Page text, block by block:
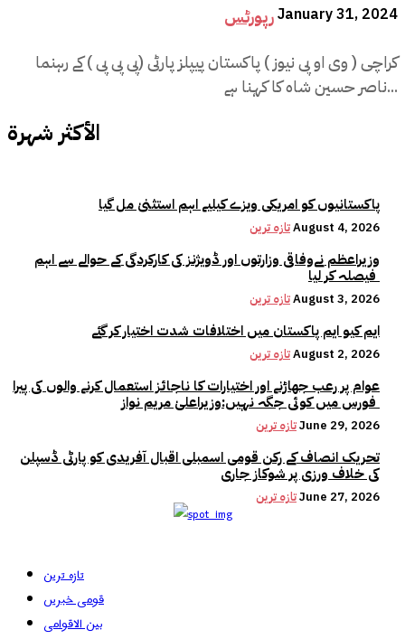
رپورٹسJanuary 31, 2024
کراچی ( وی او پی نیوز ) پاکستان پیپلز پارٹی (پی پی پی ) کے رہنما
ناصر حسین شاہ کا کہنا ہے...
الأكثر شهرة
پاکستانیوں کو امریکی ویزے کیلیے اہم استثنیٰ مل گیا
تازہ ترینAugust 4, 2026
وزیراعظم نےوفاقی وزارتوں اور ڈویژنز کی کارکردگی کے حوالے سے اہم
تازہ ترینAugust 3, 2026
ایم کیو ایم پاکستان میں اختلافات شدت اختیار کر گئے
تازہ ترینAugust 2, 2026
عوام پر رعب جھاڑنے اور اختیارات کا ناجائز استعمال کرنے والوں کی پیرا
تازہ ترینJune 29, 2026
تحریک انصاف کے رکن قومی اسمبلی اقبال آفریدی کو پارٹی ڈسپلن
کی خلاف ورزی پر شوکاز جاری
تازہ ترینJune 27, 2026
تازہ ترین
قومی خبریں
بین الاقوامی